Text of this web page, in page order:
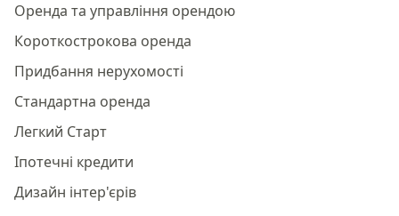
Оренда та управління орендою
Короткострокова оренда
Придбання нерухомості
Стандартна оренда
Легкий Старт
Іпотечні кредити
Дизайн інтер'єрів